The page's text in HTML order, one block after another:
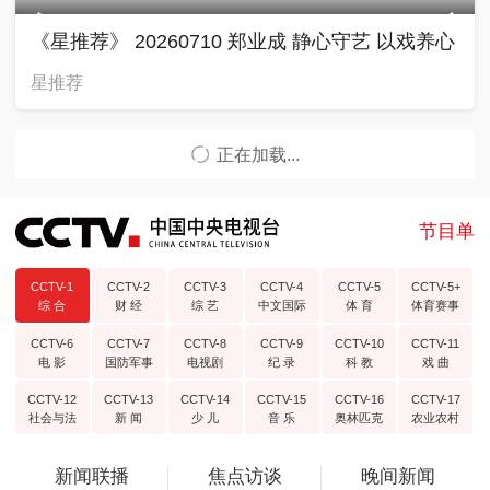
《星推荐》 20260710 郑业成 静心守艺 以戏养心
星推荐
正在加载...
节目单
CCTV-1
综 合
CCTV-2
财 经
CCTV-3
综 艺
CCTV-4
中文国际
CCTV-5
体 育
CCTV-5+
体育赛事
CCTV-6
电 影
CCTV-7
国防军事
CCTV-8
电视剧
CCTV-9
纪 录
CCTV-10
科 教
CCTV-11
戏 曲
CCTV-12
社会与法
CCTV-13
新 闻
CCTV-14
少 儿
CCTV-15
音 乐
CCTV-16
奥林匹克
CCTV-17
农业农村
新闻联播 焦点访谈 晚间新闻